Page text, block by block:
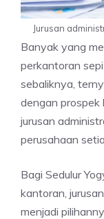
Jurusan
Banyak yang
perkantoran
sebaliknya,
dengan prospek
jurusan
perusahaan
Bagi Sedulur
kantoran,
menjadi